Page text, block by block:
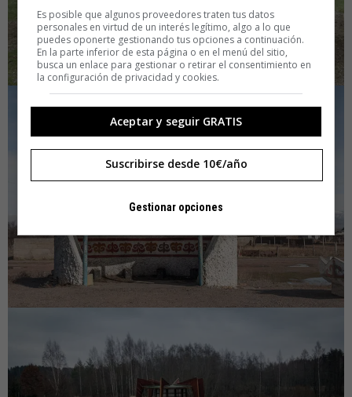
Es posible que algunos proveedores traten tus datos
personales en virtud de un interés legítimo, algo a lo que
puedes oponerte gestionando tus opciones a continuación.
En la parte inferior de esta página o en el menú del sitio,
busca un enlace para gestionar o retirar el consentimiento en
la configuración de privacidad y cookies.
Aceptar y seguir GRATIS
Suscribirse desde 10€/año
Gestionar opciones